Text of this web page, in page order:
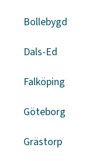
Bollebygd
Dals-Ed
Falköping
Göteborg
Grästorp